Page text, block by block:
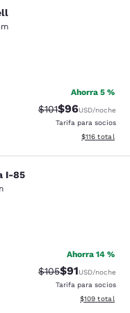
Excelente. 441 reseñas
Ahorra 5 %
Precio tachado:
$101Precio con
$96USD/noche
Tarifa para socios
Ver detalles
$116 total
85
I-85
Excelente. 139 reseñas
Ahorra 14 %
Precio tachado:
$105Precio con
$91USD/noche
Tarifa para socios
Ver detalles
$109 total